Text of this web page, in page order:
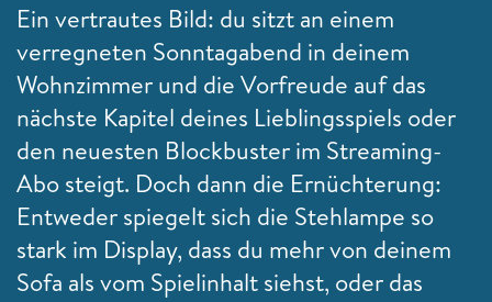
Ein vertrautes Bild: du sitzt an einem
verregneten Sonntagabend in deinem
Wohnzimmer und die Vorfreude auf das
nächste Kapitel deines Lieblingsspiels oder
den neuesten Blockbuster im Streaming-
Abo steigt. Doch dann die Ernüchterung:
Entweder spiegelt sich die Stehlampe so
stark im Display, dass du mehr von deinem
Sofa als vom Spielinhalt siehst, oder das